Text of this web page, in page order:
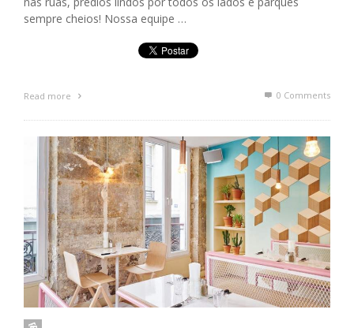
sempre cheios! Nossa equipe …
Read more 0 Comments